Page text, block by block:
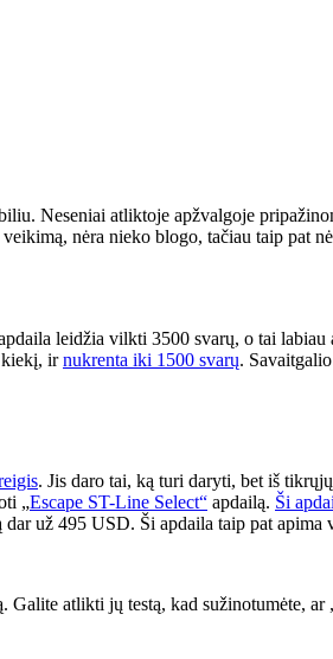
Neseniai atliktoje apžvalgoje
nėra nieko blogo, tačiau taip
leidžia vilkti 3500 svarų, o tai labiau
kiekį, irnukrenta iki 1500 svarų. Savaitgalio
. Jis daro tai, ką turi daryti, bet iš
„Escape ST-Line Select“ apdailą. Ši
už 495 USD. Ši apdaila taip pat apima
Galite atlikti jų testą, kad sužinotumėte, ar